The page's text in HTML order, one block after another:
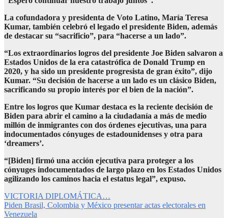
La cofundadora y presidenta de Voto Latino, María Teresa
Kumar, también celebró el legado el presidente Biden, además
de destacar su “sacrificio”, para “hacerse a un lado”.
“Los extraordinarios logros del presidente Joe Biden salvaron a
Estados Unidos de la era catastrófica de Donald Trump en
2020, y ha sido un presidente progresista de gran éxito”, dijo
Kumar. “Su decisión de hacerse a un lado es un clásico Biden,
sacrificando su propio interés por el bien de la nación”.
Entre los logros que Kumar destaca es la reciente decisión de
Biden para abrir el camino a la ciudadanía a más de medio
millón de inmigrantes con dos órdenes ejecutivas, una para
indocumentados cónyuges de estadounidenses y otra para
‘dreamers’.
“[Biden] firmó una acción ejecutiva para proteger a los
cónyuges indocumentados de largo plazo en los Estados Unidos
agilizando los caminos hacia el estatus legal”, expuso.
Navegación
de
VICTORIA DIPLOMÁTICA…
Piden Brasil, Colombia y México presentar actas electorales en
Venezuela